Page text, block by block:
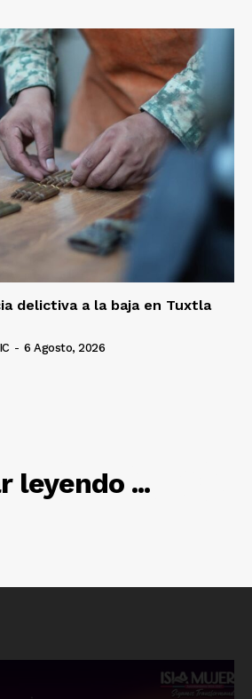
delictiva a la baja en Tuxtla
- 6 Agosto, 2026
leyendo ...